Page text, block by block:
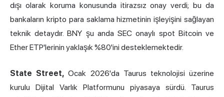
dışı olarak koruma konusunda itirazsız onay verdi; bu da
bankaların kripto para saklama hizmetinin işleyişini sağlayan
teknik detaydır. BNY şu anda SEC onaylı spot Bitcoin ve
Ether ETP'lerinin yaklaşık %80'ini desteklemektedir.
State Street, Ocak 2026'da Taurus teknolojisi üzerine
kurulu Dijital Varlık Platformunu piyasaya sürdü. Taurus